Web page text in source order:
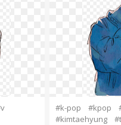
#k-pop #kpop
#kimtaehyung